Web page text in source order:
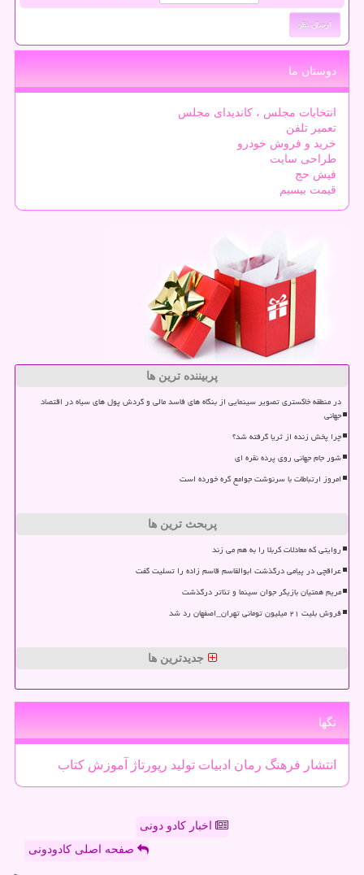
دوستان ما
انتخابات مجلس ، کاندیدای مجلس
تعمیر تلفن
خرید و فروش خودرو
طراحی سایت
فیش حج
قیمت بیسیم
پربیننده ترین ها
در منطقه خاکستری تصویر سینمایی از بنگاه های فاسد مالی و گردش پول های سیاه در اقتصاد
جهانی
چرا پخش زنده از ثریا گرفته شد؟
شور جام جهانی روی پرده نقره ای
امروز ارتباطات با سرنوشت جوامع گره خورده است
پربحث ترین ها
روایتی که معادلات کربلا را به هم می زند
عراقچی در پیامی درگذشت ابوالقاسم قاسم زاده را تسلیت گفت
مریم همتیان بازیگر جوان سینما و تئاتر درگذشت
فروش بلیت ۲۱ میلیون تومانی تهران_اصفهان رد شد
جدیدترین ها
تگها
انتشار فرهنگ رمان ادبیات تولید رپورتاژ آموزش كتاب
اخبار کادو دونی
صفحه اصلی کادودونی